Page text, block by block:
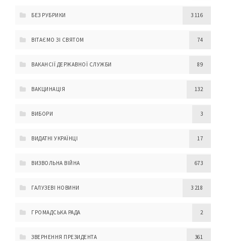
БЕЗ РУБРИКИ 3 116
ВІТАЄМО ЗІ СВЯТОМ 74
ВАКАНСІЇ ДЕРЖАВНОЇ СЛУЖБИ 89
ВАКЦИНАЦІЯ 132
ВИБОРИ 3
ВИДАТНІ УКРАЇНЦІ 17
ВИЗВОЛЬНА ВІЙНА 673
ГАЛУЗЕВІ НОВИНИ 3 218
ГРОМАДСЬКА РАДА 2
ЗВЕРНЕННЯ ПРЕЗИДЕНТА 361